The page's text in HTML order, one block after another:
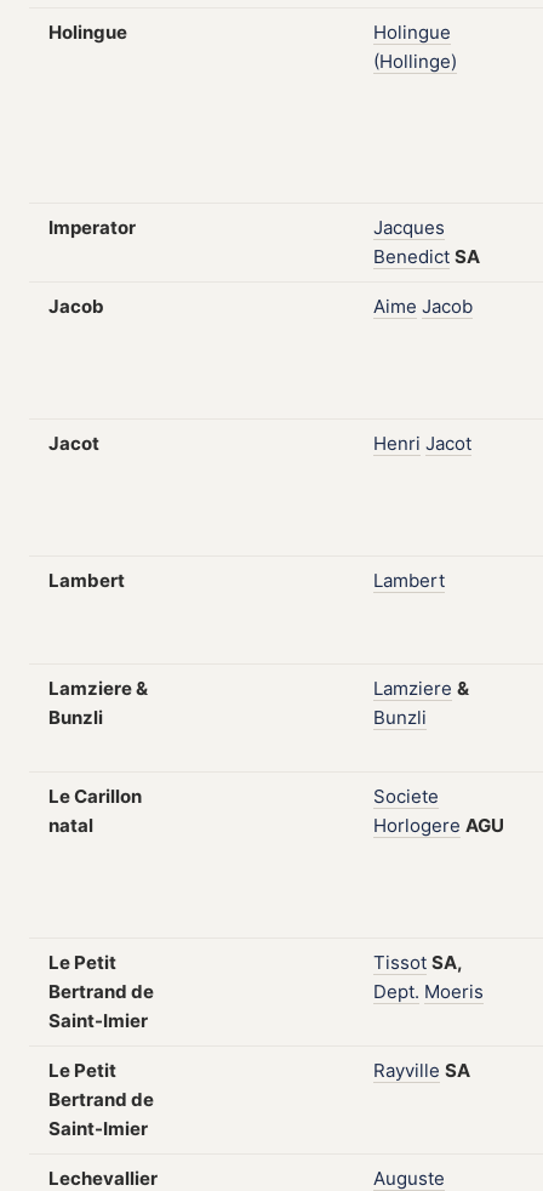
Holingue
Holingue
(Hollinge)
Imperator
Jacques
Benedict SA
Jacob Aime Jacob
Jacot Henri Jacot
Lambert Lambert
Lamziere &
Bunzli
Lamziere &
Bunzli
Le Carillon
natal
Societe
Horlogere AGU
Le Petit
Bertrand de
Saint-Imier
Tissot SA,
Dept. Moeris
Le Petit
Bertrand de
Saint-Imier
Rayville SA
Lechevallier
Auguste